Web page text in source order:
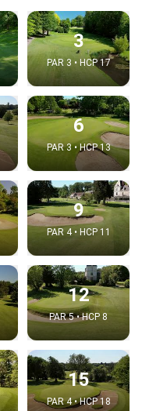
3
PAR 3 • HCP 17
6
PAR 3 • HCP 13
9
PAR 4 • HCP 11
12
PAR 5 • HCP 8
15
PAR 4 • HCP 18